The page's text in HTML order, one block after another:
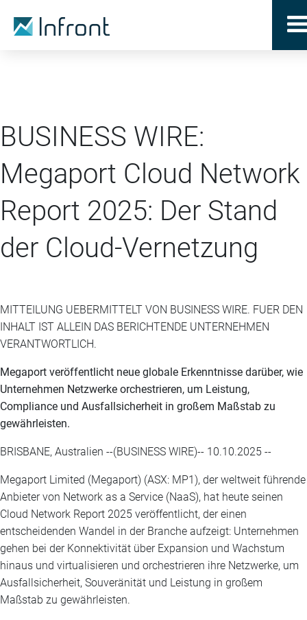
BUSINESS WIRE:
Megaport Cloud Network
Report 2025: Der Stand
der Cloud-Vernetzung
MITTEILUNG UEBERMITTELT VON BUSINESS WIRE. FUER DEN
INHALT IST ALLEIN DAS BERICHTENDE UNTERNEHMEN
VERANTWORTLICH.
Megaport veröffentlicht neue globale Erkenntnisse darüber, wie
Unternehmen Netzwerke orchestrieren, um Leistung,
Compliance und Ausfallsicherheit in großem Maßstab zu
gewährleisten.
BRISBANE, Australien --(BUSINESS WIRE)-- 10.10.2025 --
Megaport Limited (Megaport) (ASX: MP1), der weltweit führende
Anbieter von Network as a Service (NaaS), hat heute seinen
Cloud Network Report 2025 veröffentlicht, der einen
entscheidenden Wandel in der Branche aufzeigt: Unternehmen
gehen bei der Konnektivität über Expansion und Wachstum
hinaus und virtualisieren und orchestrieren ihre Netzwerke, um
Ausfallsicherheit, Souveränität und Leistung in großem
Maßstab zu gewährleisten.